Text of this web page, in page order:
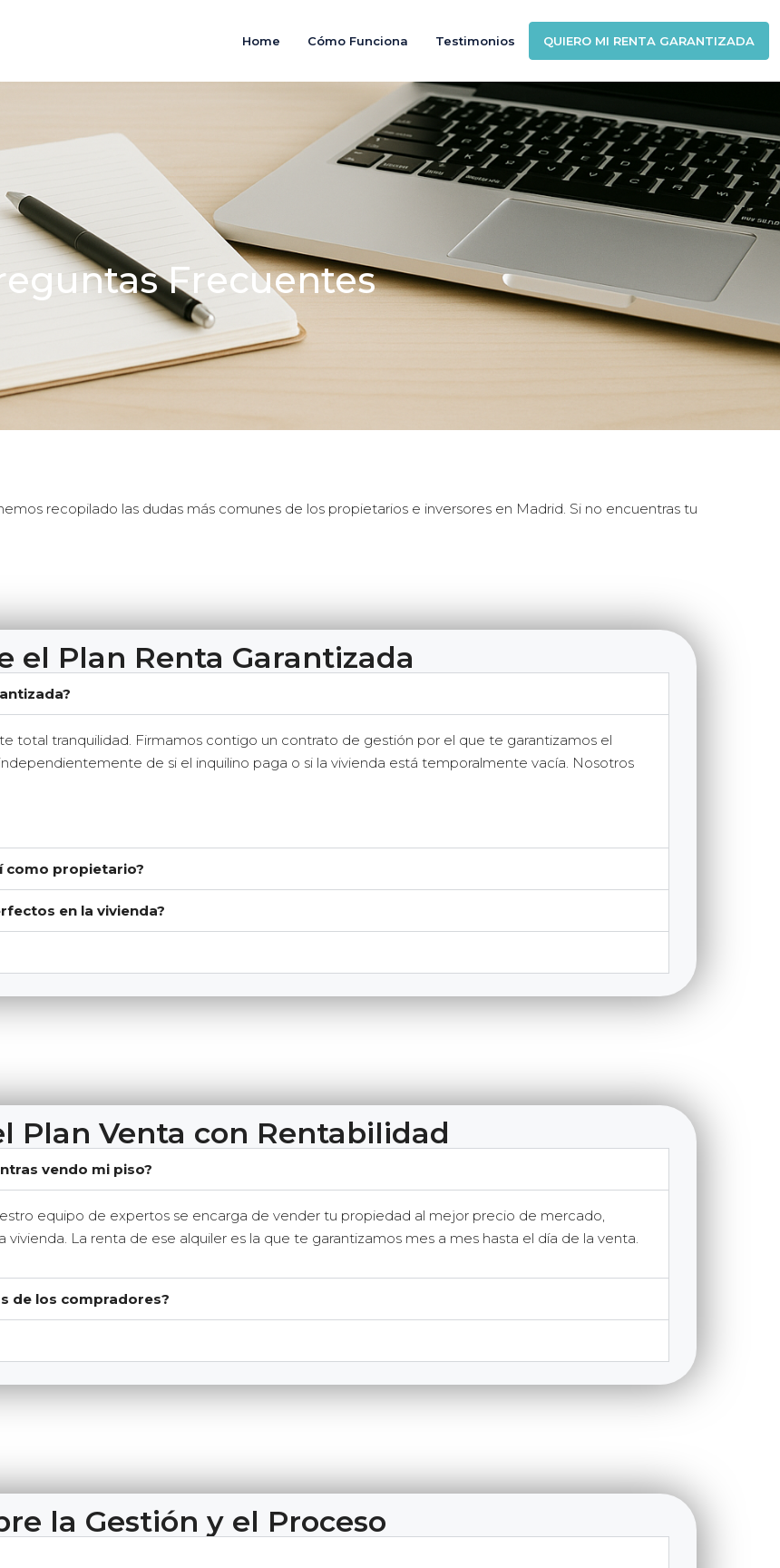
Home Cómo Funciona Testimonios QUIERO MI RENTA GARANTIZADA
Frecuentes
recopilado las dudas más comunes de los propietarios e inversores en Madrid. Si no encuentras tu
el Plan Renta Garantizada
total tranquilidad. Firmamos contigo un contrato de gestión por el que te garantizamos el
de si el inquilino paga o si la vivienda está temporalmente vacía. Nosotros
como propietario?
en la vivienda?
Plan Venta con Rentabilidad
vendo mi piso?
equipo de expertos se encarga de vender tu propiedad al mejor precio de mercado,
La renta de ese alquiler es la que te garantizamos mes a mes hasta el día de la venta.
de los compradores?
la Gestión y el Proceso